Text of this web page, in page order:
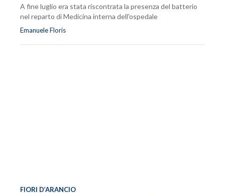
A fine luglio era stata riscontrata la presenza del batterio
nel reparto di Medicina interna dell'ospedale
Emanuele Floris
FIORI D’ARANCIO